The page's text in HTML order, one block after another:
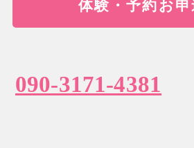
体験・予約お申
090-3171-4381